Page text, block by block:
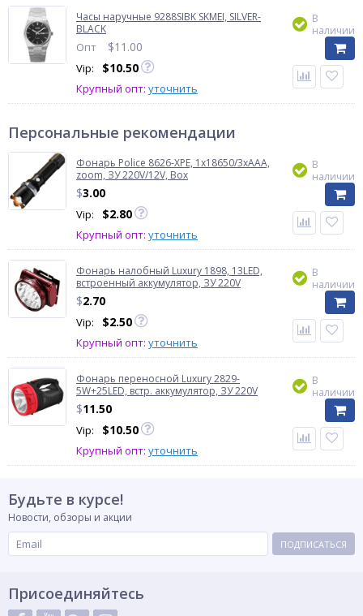
Часы наручные 9288SIBK SKMEI, SILVER-
BLACK
Опт $11.00
Vip: $10.50
Крупный опт: уточнить
В
наличии
Персональные рекомендации
Фонарь Police 8626-XPE, 1х18650/3xAAA,
zoom, ЗУ 220V/12V, Box
$3.00
Vip: $2.80
Крупный опт: уточнить
В
наличии
Фонарь налобный Luxury 1898, 13LED,
встроенный аккумулятор, ЗУ 220V
$2.70
Vip: $2.50
Крупный опт: уточнить
В
наличии
Фонарь переносной Luxury 2829-
5W+25LED, встр. аккумулятор, ЗУ 220V
$11.50
Vip: $10.50
Крупный опт: уточнить
В
наличии
Будьте в курсе!
Новости, обзоры и акции
ПОДПИСАТЬСЯ
Присоединяйтесь